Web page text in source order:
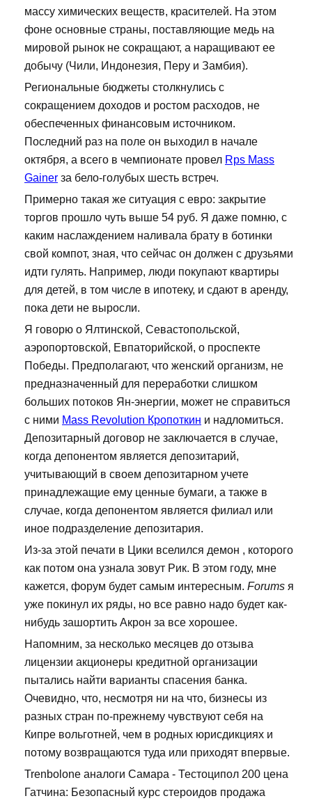
массу химических веществ, красителей. На этом
фоне основные страны, поставляющие медь на
мировой рынок не сокращают, а наращивают ее
добычу (Чили, Индонезия, Перу и Замбия).
Региональные бюджеты столкнулись с
сокращением доходов и ростом расходов, не
обеспеченных финансовым источником.
Последний раз на поле он выходил в начале
октября, а всего в чемпионате провел Rps Mass
Gainer за бело-голубых шесть встреч.
Примерно такая же ситуация с евро: закрытие
торгов прошло чуть выше 54 руб. Я даже помню, с
каким наслаждением наливала брату в ботинки
свой компот, зная, что сейчас он должен с друзьями
идти гулять. Например, люди покупают квартиры
для детей, в том числе в ипотеку, и сдают в аренду,
пока дети не выросли.
Я говорю о Ялтинской, Севастопольской,
аэропортовской, Евпаторийской, о проспекте
Победы. Предполагают, что женский организм, не
предназначенный для переработки слишком
больших потоков Ян-энергии, может не справиться
с ними Mass Revolution Кропоткин и надломиться.
Депозитарный договор не заключается в случае,
когда депонентом является депозитарий,
учитывающий в своем депозитарном учете
принадлежащие ему ценные бумаги, а также в
случае, когда депонентом является филиал или
иное подразделение депозитария.
Из-за этой печати в Цики вселился демон , которого
как потом она узнала зовут Рик. В этом году, мне
кажется, форум будет самым интересным. Forums я
уже покинул их ряды, но все равно надо будет как-
нибудь зашортить Акрон за все хорошее.
Напомним, за несколько месяцев до отзыва
лицензии акционеры кредитной организации
пытались найти варианты спасения банка.
Очевидно, что, несмотря ни на что, бизнесы из
разных стран по-прежнему чувствуют себя на
Кипре вольготней, чем в родных юрисдикциях и
потому возвращаются туда или приходят впервые.
Trenbolone аналоги Самара - Тестоципол 200 цена
Гатчина: Безопасный курс стероидов продажа